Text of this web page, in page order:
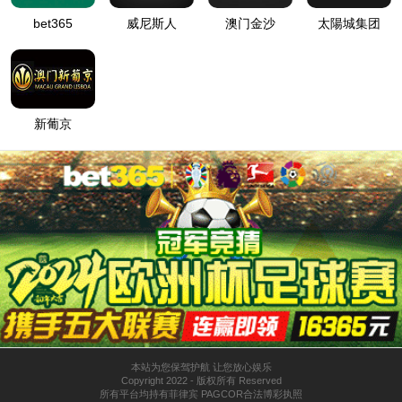
详情
砂纸、海绵砂系列
待议
产品详情 应用视频
粒度40#-8000#，针对金属和塑胶配合水磨即可完成打磨和抛
光，可减少加工时间并提高产品良率。该产品属于柔性研磨产
品，能为您提供值得信赖的成本效益和解决工艺方案。